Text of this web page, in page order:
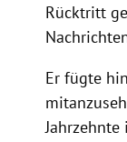
Rücktritt
Er fügte